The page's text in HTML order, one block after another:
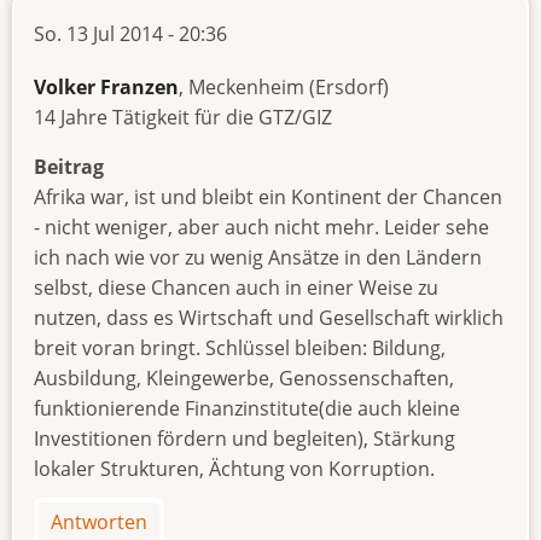
So. 13 Jul 2014 - 20:36
Volker Franzen, Meckenheim (Ersdorf)
14 Jahre Tätigkeit für die GTZ/GIZ
Beitrag
Afrika war, ist und bleibt ein Kontinent der Chancen
- nicht weniger, aber auch nicht mehr. Leider sehe
ich nach wie vor zu wenig Ansätze in den Ländern
selbst, diese Chancen auch in einer Weise zu
nutzen, dass es Wirtschaft und Gesellschaft wirklich
breit voran bringt. Schlüssel bleiben: Bildung,
Ausbildung, Kleingewerbe, Genossenschaften,
funktionierende Finanzinstitute(die auch kleine
Investitionen fördern und begleiten), Stärkung
lokaler Strukturen, Ächtung von Korruption.
Antworten